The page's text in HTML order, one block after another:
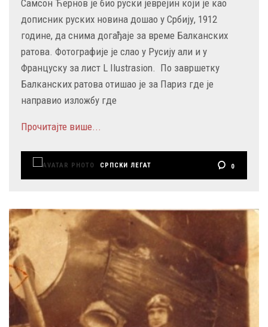
Самсон Ћернов је био руски јеврејин који је као
дописник руских новина дошао у Србију, 1912
године, да снима догађаје за време Балканских
ратова. Фотографије је слао у Русију али и у
Француску за лист L Ilustrasion. По завршетку
Балканских ратова отишао је за Париз где је
направио изложбу где
Прочитајте више...
СРПСКИ ЛЕГАТ 0